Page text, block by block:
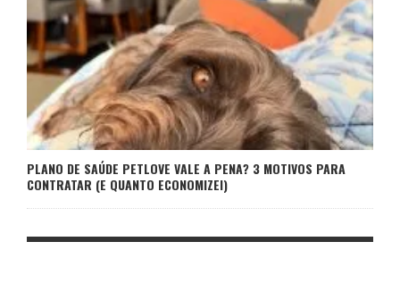
PLANO DE SAÚDE PETLOVE VALE A PENA? 3 MOTIVOS PARA
CONTRATAR (E QUANTO ECONOMIZEI)